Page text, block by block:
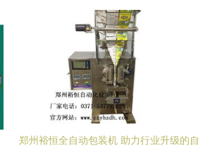
郑州裕恒全自动包装机 助力行业升级的自